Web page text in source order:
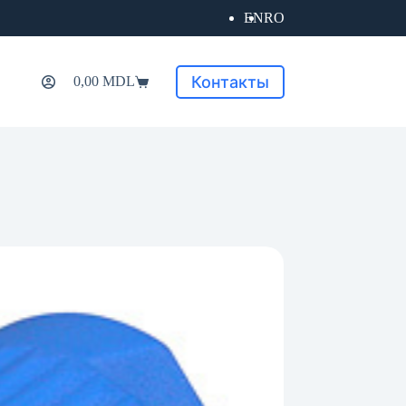
ENRO
Корзина
0,00 MDL Контакты